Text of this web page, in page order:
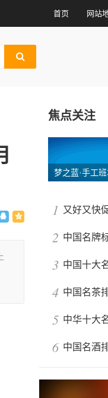
首页 网站
焦点关注
梦之蓝·手工
1 又好又快
2 中国名牌
3 中国十大
4 中国名茶
5 中华十大
6 中国名酒